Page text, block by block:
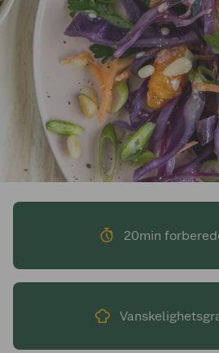
20min